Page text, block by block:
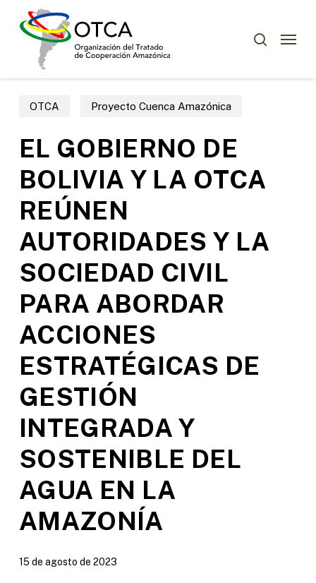
Menu
OTCA Proyecto Cuenca Amazónica
EL GOBIERNO DE
BOLIVIA Y LA OTCA
REÚNEN
AUTORIDADES Y LA
SOCIEDAD CIVIL
PARA ABORDAR
ACCIONES
ESTRATÉGICAS DE
GESTIÓN
INTEGRADA Y
SOSTENIBLE DEL
AGUA EN LA
AMAZONÍA
15 de agosto de 2023